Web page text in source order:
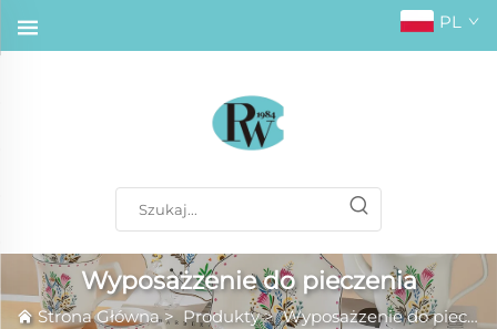
PL
Wyposażzenie do pieczenia
Strona Główna> Produkty>Wyposażzenie do pieczenia